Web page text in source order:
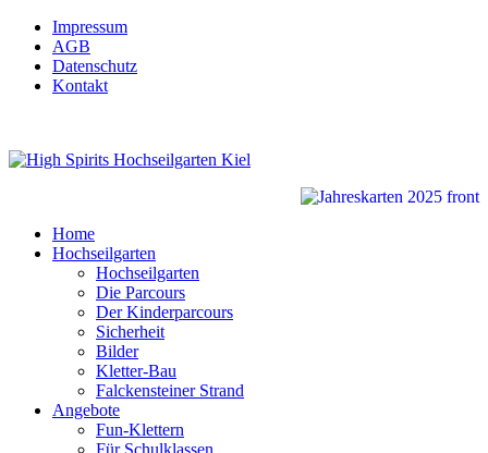
Impressum
AGB
Datenschutz
Kontakt
Home
Hochseilgarten
Hochseilgarten
Die Parcours
Der Kinderparcours
Sicherheit
Bilder
Kletter-Bau
Falckensteiner Strand
Angebote
Fun-Klettern
Für Schulklassen